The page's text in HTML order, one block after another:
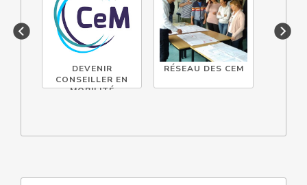
DEVENIR
CONSEILLER EN
MOBILITÉ
RÉSEAU DES CEM